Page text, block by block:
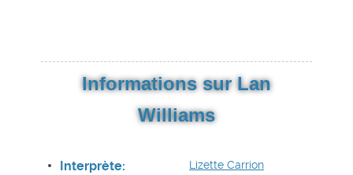
Informations sur Lan
Williams
Interprète: Lizette Carrion